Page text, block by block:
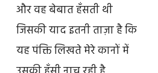
और वह बेबात हँसती थी
जिसकी याद इतनी ताज़ा है कि
यह पंक्ति लिखते मेरे कानों में